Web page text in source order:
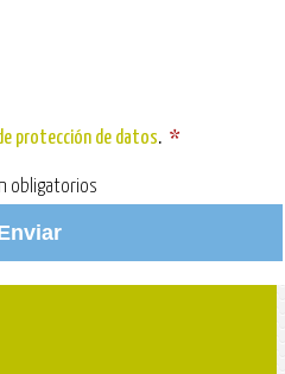
protección de datos. *
obligatorios